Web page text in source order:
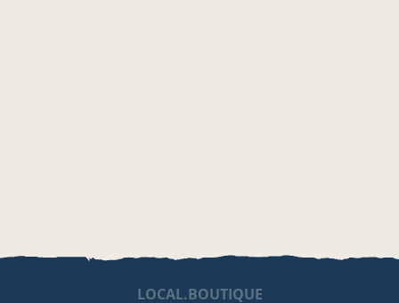
LOCAL.BOUTIQUE